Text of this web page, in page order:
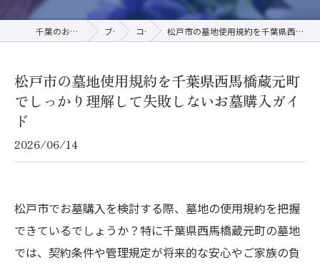
千葉のお墓なら株式会社たくみ ブログ コラム 松戸市の墓地使用規約を千葉県西馬橋蔵元町でしっかり理解して失敗しないお墓購入ガイド
松戸市の墓地使用規約を千葉県西馬橋蔵元町
でしっかり理解して失敗しないお墓購入ガイ
ド
2026/06/14
松戸市でお墓購入を検討する際、墓地の使用規約を把握
できているでしょうか？特に千葉県西馬橋蔵元町の墓地
では、契約条件や管理規定が将来的な安心やご家族の負